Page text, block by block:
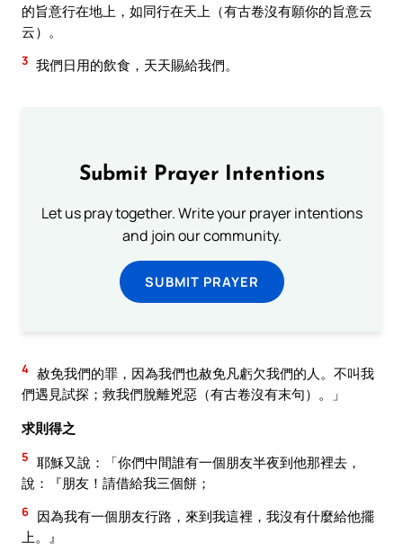
的旨意行在地上，如同行在天上（有古卷沒有願你的旨意云
云）。
3 我們日用的飲食，天天賜給我們。
Submit Prayer Intentions
Let us pray together. Write your prayer intentions
and join our community.
SUBMIT PRAYER
4 赦免我們的罪，因為我們也赦免凡虧欠我們的人。不叫我
們遇見試探；救我們脫離兇惡（有古卷沒有末句）。」
求則得之
5 耶穌又說：「你們中間誰有一個朋友半夜到他那裡去，
說：『朋友！請借給我三個餅；
6 因為我有一個朋友行路，來到我這裡，我沒有什麼給他擺
上。』